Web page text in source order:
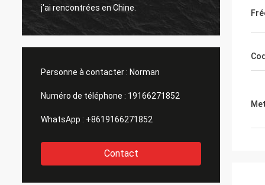
j'ai rencontrées en Chine.
qu'il
Personne à contacter : Norman
Numéro de téléphone : 19166271852
WhatsApp : +8619166271852
Contact